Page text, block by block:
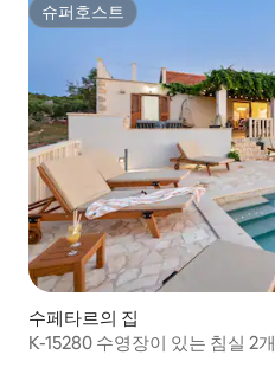
슈퍼호스트
슈퍼호스트
수페타르의 집
K-15280 수영장이 있는 침실 2